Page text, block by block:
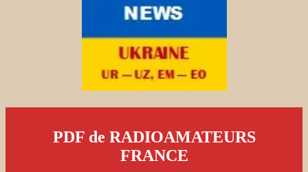
PDF de RADIOAMATEURS
FRANCE